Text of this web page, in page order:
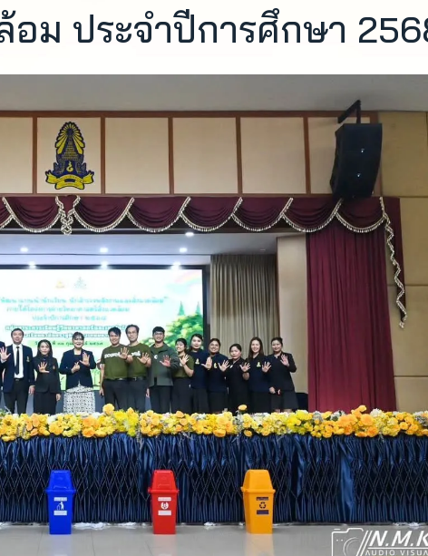
อม ประจำปีการศึกษา